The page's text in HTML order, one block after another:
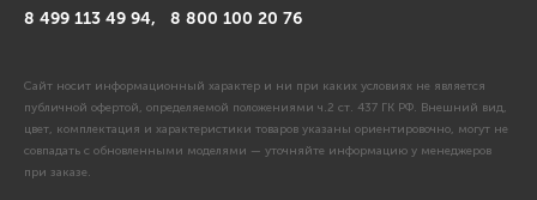
8 499 113 49 94, 8 800 100 20 76
Сайт носит информационный характер и ни при каких условиях не является
публичной офертой, определяемой положениями ч.2 ст. 437 ГК РФ. Внешний вид,
цвет, комплектация и характеристики товаров указаны ориентировочно, могут не
совпадать с обновленными моделями — уточняйте информацию у менеджеров
при заказе.